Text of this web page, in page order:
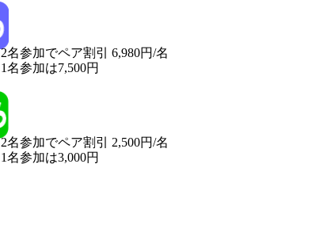
2名参加でペア割引 6,980円/名
1名参加は7,500円
2名参加でペア割引 2,500円/名
1名参加は3,000円